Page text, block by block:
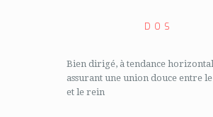
DOS
Bien dirigé, à tendance
assurant une union douce entre
et le rein